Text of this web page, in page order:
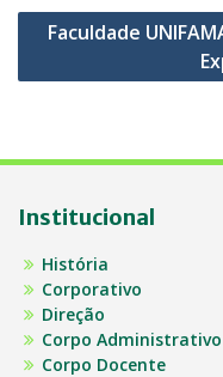
Navegação
Post
Faculdade
Institucional
História
Corporativo
Direção
Corpo Administrativo
Corpo Docente